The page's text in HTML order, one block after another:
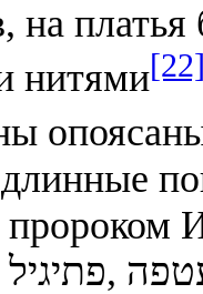
на платья
нитями
пророком